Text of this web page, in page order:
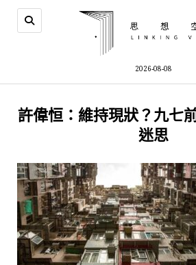
2026-08-08
許偉恒：維持現狀？九七
迷思